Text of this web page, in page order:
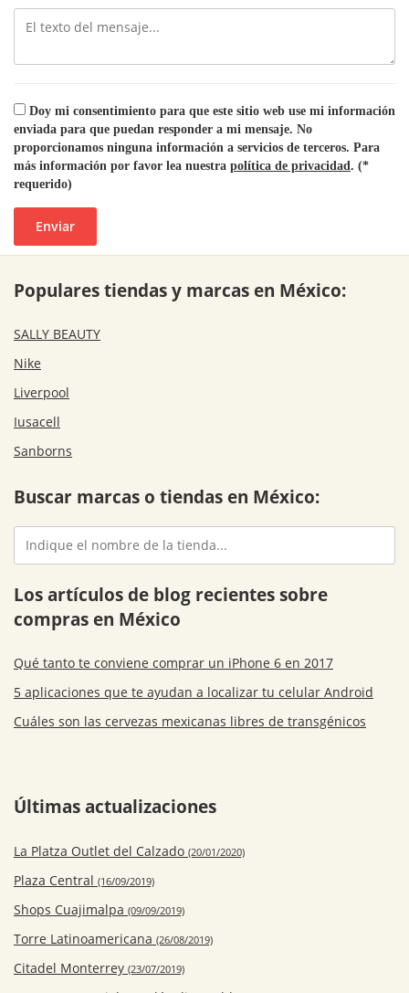
Doy mi consentimiento para que este sitio web use mi información
enviada para que puedan responder a mi mensaje. No
proporcionamos ninguna información a servicios de terceros. Para
más información por favor lea nuestra política de privacidad. (*
requerido)
Enviar
Populares tiendas y marcas en México:
SALLY BEAUTY
Nike
Liverpool
Iusacell
Sanborns
Buscar marcas o tiendas en México:
Los artículos de blog recientes sobre
compras en México
Qué tanto te conviene comprar un iPhone 6 en 2017
5 aplicaciones que te ayudan a localizar tu celular Android
Cuáles son las cervezas mexicanas libres de transgénicos
Últimas actualizaciones
La Platza Outlet del Calzado (20/01/2020)
Plaza Central (16/09/2019)
Shops Cuajimalpa (09/09/2019)
Torre Latinoamericana (26/08/2019)
Citadel Monterrey (23/07/2019)